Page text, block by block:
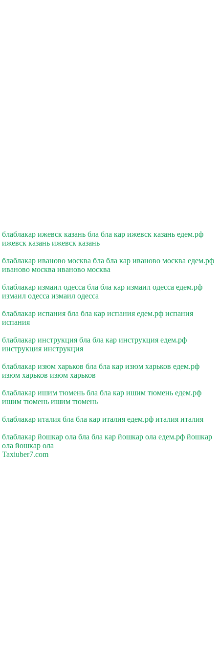
блаблакар ижевск казань бла бла кар ижевск казань едем.рф
ижевск казань ижевск казань
блаблакар иваново москва бла бла кар иваново москва едем.рф
иваново москва иваново москва
блаблакар измаил одесса бла бла кар измаил одесса едем.рф
измаил одесса измаил одесса
блаблакар испания бла бла кар испания едем.рф испания
испания
блаблакар инструкция бла бла кар инструкция едем.рф
инструкция инструкция
блаблакар изюм харьков бла бла кар изюм харьков едем.рф
изюм харьков изюм харьков
блаблакар ишим тюмень бла бла кар ишим тюмень едем.рф
ишим тюмень ишим тюмень
блаблакар италия бла бла кар италия едем.рф италия италия
блаблакар йошкар ола бла бла кар йошкар ола едем.рф йошкар
ола йошкар ола
Taxiuber7.com